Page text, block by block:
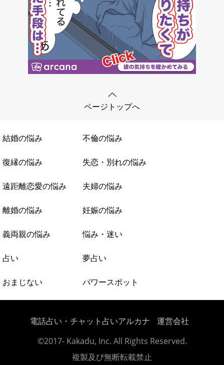
ページトップへ
結婚の悩み 不倫の悩み
復縁の悩み 失恋・別れの悩み
遠距離恋愛の悩み 夫婦の悩み
離婚の悩み 妊娠の悩み
義両親の悩み 悩み・迷い
占い 夢占い
おまじない パワースポット
電話占い・チャット占いアルカナ
運営会社
©2017- Kakadu, Inc. All Rights Reserved.
複製及び無断転載禁止